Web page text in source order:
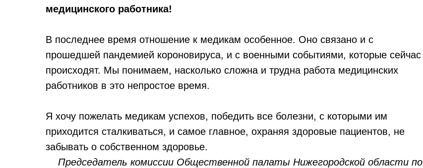
медицинского работника!
В последнее время отношение к медикам особенное. Оно связано и с
прошедшей пандемией короновируса, и с военными событиями, которые сейчас
происходят. Мы понимаем, насколько сложна и трудна работа медицинских
работников в это непростое время.
Я хочу пожелать медикам успехов, победить все болезни, с которыми им
приходится сталкиваться, и самое главное, охраняя здоровые пациентов, не
забывать о собственном здоровье.
Председатель комиссии Общественной палаты Нижегородской области по